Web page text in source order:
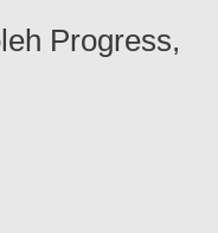
Progress,